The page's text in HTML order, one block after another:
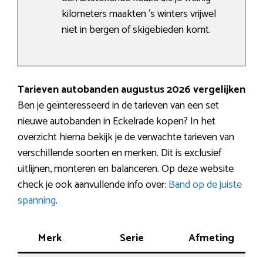
kilometers maakten ’s winters vrijwel
niet in bergen of skigebieden komt.
Tarieven autobanden augustus 2026 vergelijken
Ben je geïnteresseerd in de tarieven van een set
nieuwe autobanden in Eckelrade kopen? In het
overzicht hierna bekijk je de verwachte tarieven van
verschillende soorten en merken. Dit is exclusief
uitlijnen, monteren en balanceren. Op deze website
check je ook aanvullende info over: Band op de juiste
spanning.
Merk Serie Afmeting